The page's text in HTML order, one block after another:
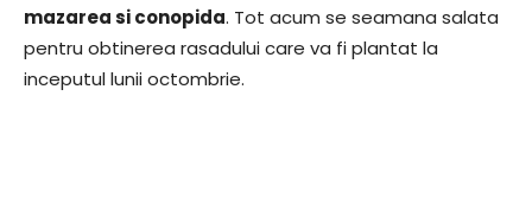
mazarea si conopida. Tot acum se seamana salata
pentru obtinerea rasadului care va fi plantat la
inceputul lunii octombrie.